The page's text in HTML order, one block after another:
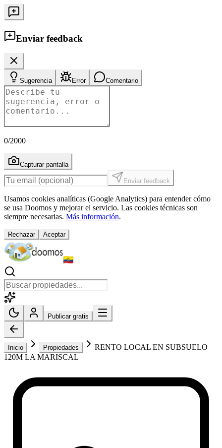
Enviar feedback
Sugerencia Error Comentario
0/2000
Capturar pantalla
Enviar feedback
Usamos cookies analíticas (Google Analytics) para entender cómo
se usa Doomos y mejorar el servicio. Las cookies técnicas son
siempre necesarias. Más información.
Rechazar Aceptar
Publicar gratis
Inicio Propiedades
RENTO LOCAL EN SUBSUELO
120M LA MARISCAL